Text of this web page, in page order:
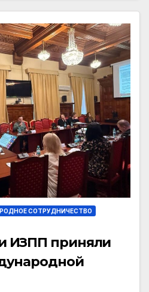
СОТРУДНИЧЕСТВО
ИЗПП приняли